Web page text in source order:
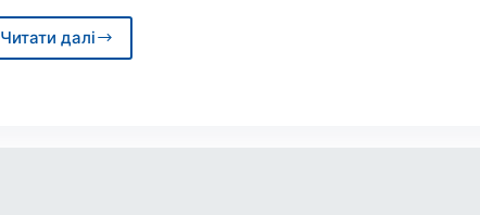
Читати далі
Біткойн